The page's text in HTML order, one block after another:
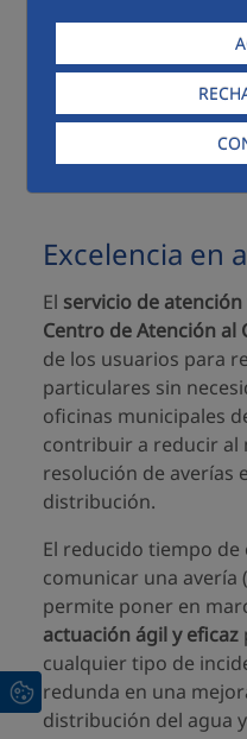
consonancia con las
Prueba de ello, el
del año 2025 de los
que se sitúa en0.59%,
1.000 clientes
Excelencia en
El servicio de
Centro de Atención al
de los usuarios para
particulares sin
oficinas municipales
contribuir a reducir al
resolución de averías
distribución.
El reducido tiempo
comunicar una avería
permite poner en
actuación ágil y eficaz
cualquier tipo de
redunda en una
distribución del agua